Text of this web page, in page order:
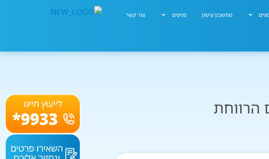
מחשבון עישון סניפים צור קשר
הרווחת